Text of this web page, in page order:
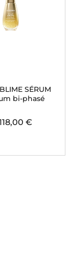
SÉRUM
bi-phasé
€